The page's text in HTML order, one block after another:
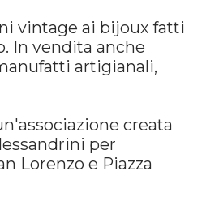
vintage ai bijoux fatti
In vendita anche
artigianali,
creata
per
Lorenzo e Piazza